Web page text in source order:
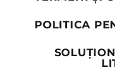
POLITICA